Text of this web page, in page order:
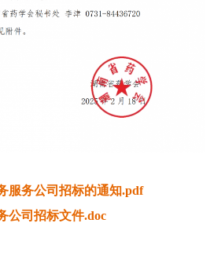
服务公司招标的通知.pdf
公司招标文件.doc